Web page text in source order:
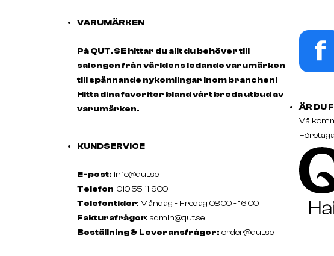
VARUMÄRKEN
På QUT.SE hittar du allt du behöver till
salongen från världens ledande varumärken
till spännande nykomlingar inom branchen!
Hitta dina favoriter bland vårt breda utbud av
varumärken.
KUNDSERVICE
E-post: info@qut.se
Telefon: 010 55 11 900
Telefontider: Måndag - Fredag 08.00 - 16.00
Fakturafrågor: admin@qut.se
Beställning & Leveransfrågor: order@qut.se
ÄR DU